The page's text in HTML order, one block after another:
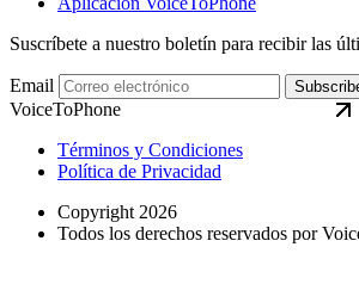
Suscríbete a nuestro boletín para recibir las
Email
VoiceToPhone
Términos y Condiciones
Política de Privacidad
Copyright 2026
Todos los derechos reservados por